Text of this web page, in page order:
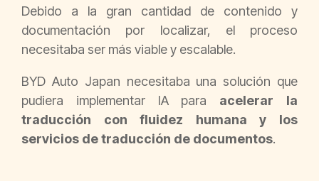
Debido a la gran cantidad de contenido y
documentación por localizar, el proceso
necesitaba ser más viable y escalable.
BYD Auto Japan necesitaba una solución que
pudiera implementar IA para acelerar la
traducción con fluidez humana y los
servicios de traducción de documentos.